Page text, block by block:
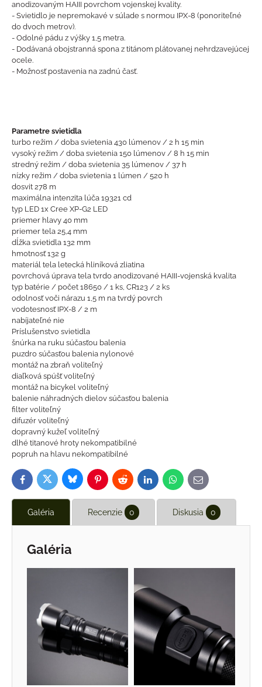
anodizovaným HAIII povrchom vojenskej kvality.
- Svietidlo je nepremokavé v súlade s normou IPX-8 (ponoriteľné
do dvoch metrov).
- Odolné pádu z výšky 1,5 metra.
- Dodávaná obojstranná spona z titánom plátovanej nehrdzavejúcej
ocele.
- Možnosť postavenia na zadnú časť.
Parametre svietidla
turbo režim / doba svietenia 430 lúmenov / 2 h 15 min
vysoký režim / doba svietenia 150 lúmenov / 8 h 15 min
stredný režim / doba svietenia 35 lúmenov / 37 h
nízky režim / doba svietenia 1 lúmen / 520 h
dosvit 278 m
maximálna intenzita lúča 19321 cd
typ LED 1x Cree XP-G2 LED
priemer hlavy 40 mm
priemer tela 25,4 mm
dĺžka svietidla 132 mm
hmotnosť 132 g
materiál tela letecká hliníková zliatina
povrchová úprava tela tvrdo anodizované HAIII-vojenská kvalita
typ batérie / počet 18650 / 1 ks, CR123 / 2 ks
odolnosť voči nárazu 1,5 m na tvrdý povrch
vodotesnosť IPX-8 / 2 m
nabíjateľné nie
Príslušenstvo svietidla
šnúrka na ruku súčasťou balenia
puzdro súčasťou balenia nylonové
montáž na zbraň voliteľný
diaľková spúšť voliteľný
montáž na bicykel voliteľný
balenie náhradných dielov súčasťou balenia
filter voliteľný
difuzér voliteľný
dopravný kužeľ voliteľný
dlhé titanové hroty nekompatibilné
popruh na hlavu nekompatibilné
FacebookTwitterBlueskyPinterestReddit LinkedInWhatsApp
E-
mail
Galéria Recenzie 0 Diskusia 0
Galéria